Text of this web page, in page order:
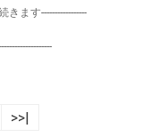
きます-----------------
>>|